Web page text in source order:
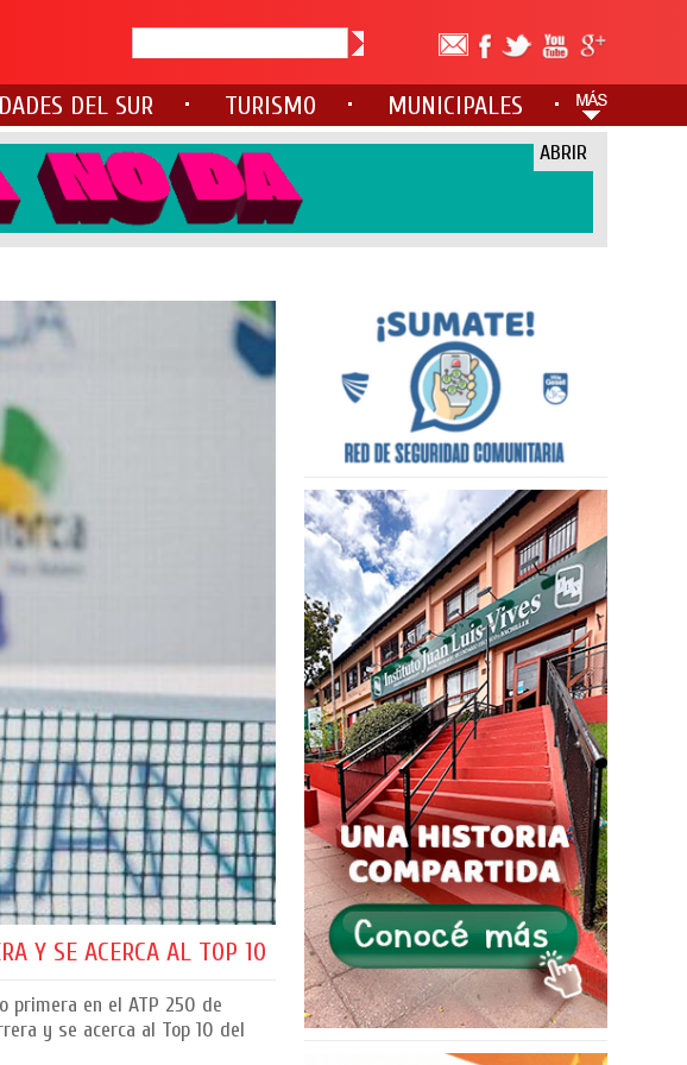
DEL SUR TURISMO MUNICIPALES
ABRIR
Y SE ACERCA AL TOP 10
primera en el ATP 250 de
y se acerca al Top 10 del